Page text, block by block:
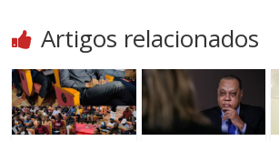
Artigos relacionados